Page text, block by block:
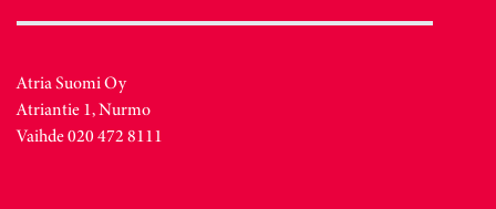
Atria Suomi Oy
Atriantie 1, Nurmo
Vaihde 020 472 8111